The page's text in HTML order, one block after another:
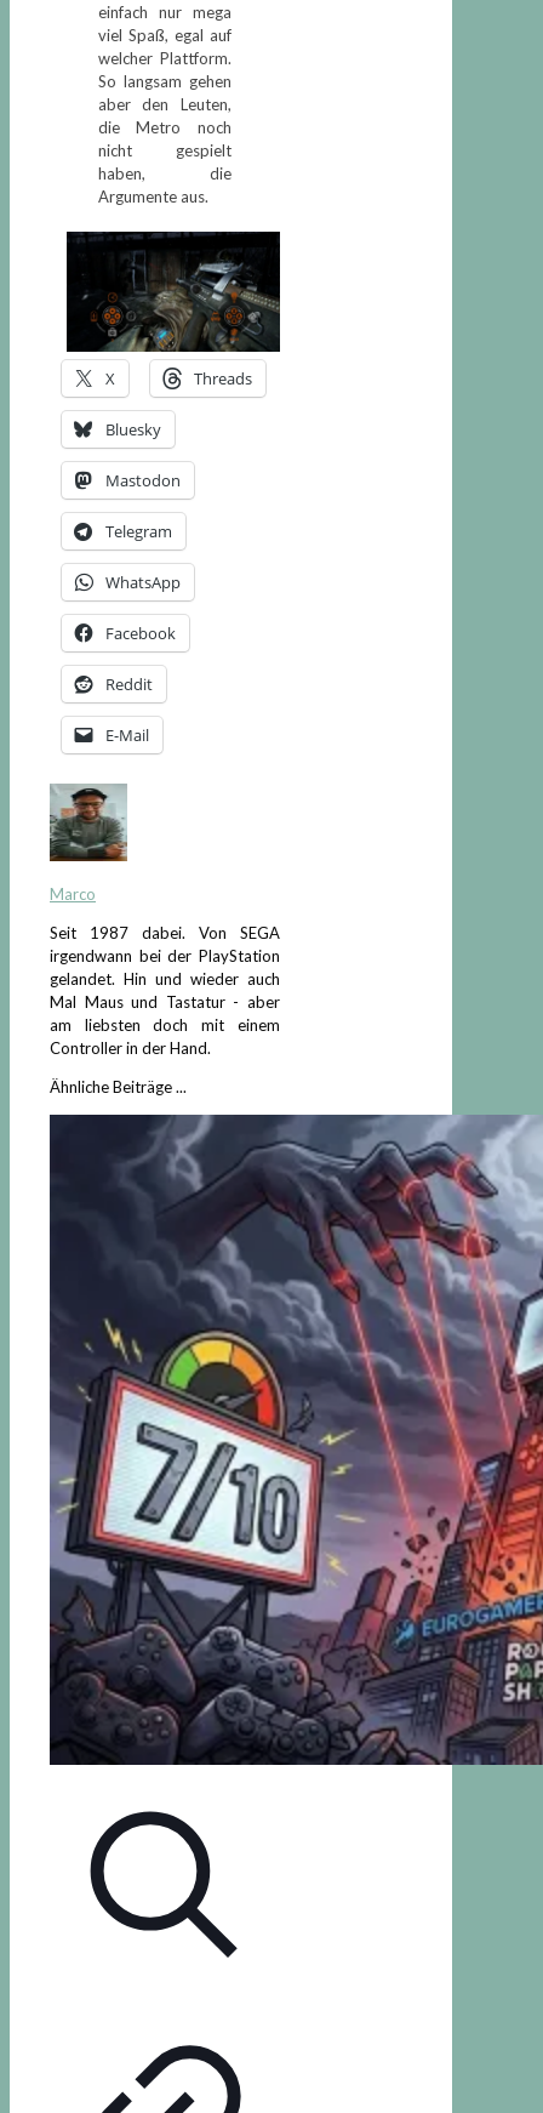
einfach nur mega
viel Spaß, egal auf
welcher Plattform.
So langsam gehen
aber den Leuten,
die Metro noch
nicht gespielt
haben, die
Argumente aus.
X Threads
Bluesky
Mastodon
Telegram
WhatsApp
Facebook
Reddit
E-Mail
Marco
Seit 1987 dabei. Von SEGA
irgendwann bei der PlayStation
gelandet. Hin und wieder auch
Mal Maus und Tastatur - aber
am liebsten doch mit einem
Controller in der Hand.
Ähnliche Beiträge ...